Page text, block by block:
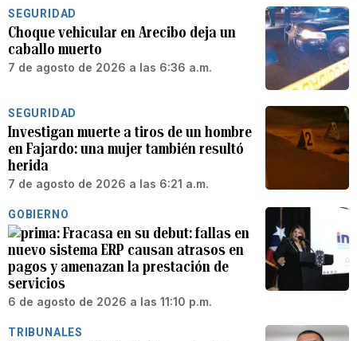
SEGURIDAD
Choque vehicular en Arecibo deja un
caballo muerto
7 de agosto de 2026 a las 6:36 a.m.
SEGURIDAD
Investigan muerte a tiros de un hombre
en Fajardo: una mujer también resultó
herida
7 de agosto de 2026 a las 6:21 a.m.
GOBIERNO
Fracasa en su debut: fallas en
nuevo sistema ERP causan atrasos en
pagos y amenazan la prestación de
servicios
6 de agosto de 2026 a las 11:10 p.m.
TRIBUNALES